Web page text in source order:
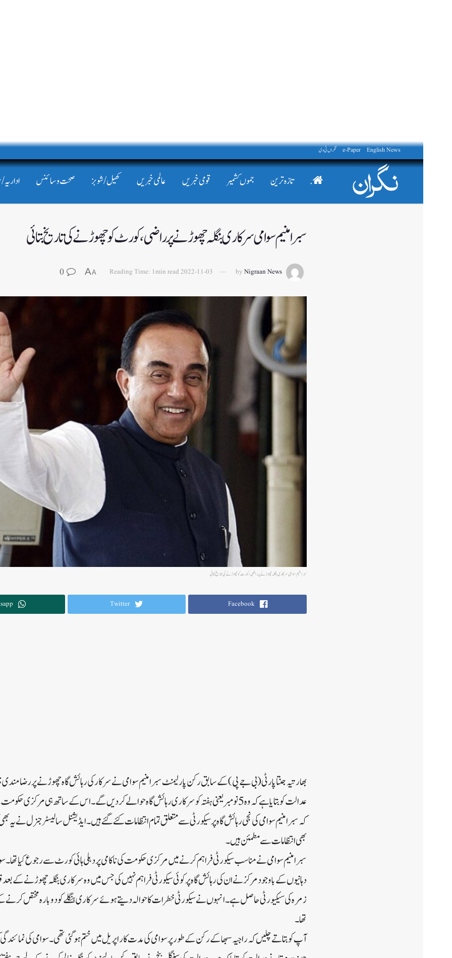
English News
e-Paper نگراں ٹی وی
. تازہ ترین جموں کشمیر قومی خبریں عالمی خبریں کھیل/شوبز صحت و سائنس
سبرامنیم سوامی سرکاری بنگلہ چھوڑنے پر راضی، کورٹ کو چھوڑنے کی تاریخ بتائی
by Nigraan News
2022-11-03
Reading Time: 1min read
A
A
سبرامنیم سوامی سرکاری بنگلہ چھوڑنے پر راضی، کورٹ کو چھوڑنے کی تاریخ بتائی
Facebook
Twitter
بھارتیہ جنتا پارٹی (بی جے پی) کے سابق رکن پارلیمنٹ سبرامنیم سوامی نے سرکار کی رہائش گاہ چھوڑنے پر
عدالت کو بتایا ہے کہ وہ 5 نومبر یعنی ہفتہ کو سرکاری رہائش گاہ حوالے کر دیں گے۔اس کے ساتھ ہی مرکزی
کہ سبرامنیم سوامی کی نجی رہائش گاہ پر سیکورٹی سے متعلق تمام انتظامات کئے گئے ہیں۔ایڈیشنل سالیسٹر جنرل نے یہ
بھی انتظامات سے مطمئن ہیں۔
سبرامنیم سوامی نے مناسب سیکورٹی فراہم کرنے میں مرکزی حکومت کی ناکامی پر دہلی ہائی کورٹ سے رجوع کیا
زمرہ کی سیکیورٹی حاصل ہے۔انہوں نے سیکورٹی خطرات کا حوالہ دیتے ہوئے سرکاری بنگلے کو دوبارہ مختص
تھا۔
آپ کو بتاتے چلیں کہ راجیہ سبھا کے رکن کے طور پر سوامی کی مدت کار اپریل میں ختم ہو گئی تھی۔سوامی کی